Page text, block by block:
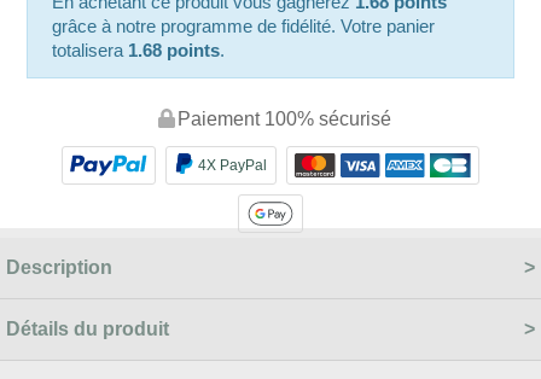
grâce à notre programme de fidélité. Votre panier
totalisera 1.68 points.
Paiement 100% sécurisé
4X PayPal
Description
Détails du produit